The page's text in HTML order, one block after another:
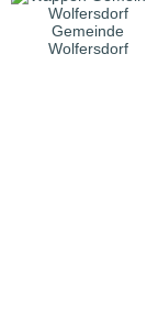
Gemeinde
Wolfersdorf